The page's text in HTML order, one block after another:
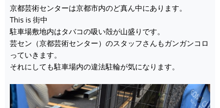
京都芸術センターは京都市内のど真ん中にあります。
This is 街中
駐車場敷地内はタバコの吸い殻が山盛りです。
芸セン（京都芸術センター）のスタッフさんもガンガンコロ
っていきます。
それにしても駐車場内の違法駐輪が気になります。